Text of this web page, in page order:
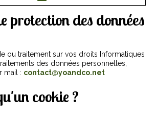
Accueil
& Goûter
sommes-nous ?
protection des données
ou traitement sur vos droits Informatiques
des données personnelles,
mail : contact@yoandco.net
cookie ?